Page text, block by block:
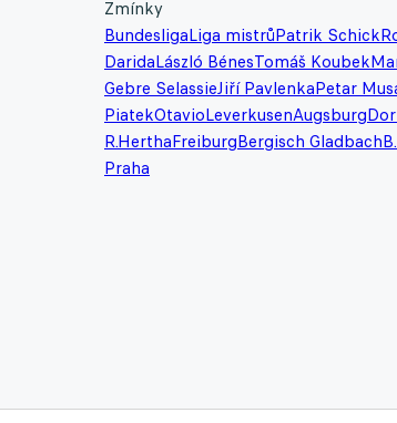
Zmínky
BundesligaLiga mistrůPatrik Schick
DaridaLászló BénesTomáš Koubek
Gebre SelassieJiří PavlenkaPetar
PiatekOtavioLeverkusenAugsburg
R.HerthaFreiburgBergisch Gladbach
Praha